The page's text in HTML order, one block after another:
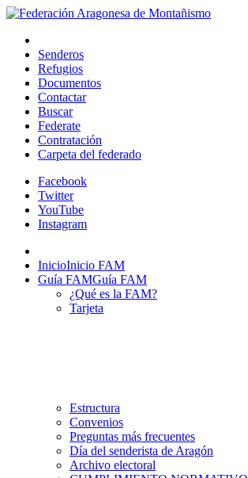
Senderos
Refugios
Documentos
Contactar
Buscar
Federate
Contratación
Carpeta del federado
Facebook
Twitter
YouTube
Instagram
InicioInicio FAM
Guía FAMGuía FAM
¿Qué es la FAM?
Tarjeta
Estructura
Convenios
Preguntas más frecuentes
Día del senderista de Aragón
Archivo electoral